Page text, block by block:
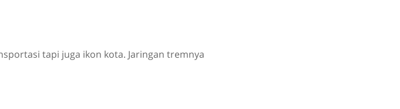
tapi juga ikon kota. Jaringan tremnya